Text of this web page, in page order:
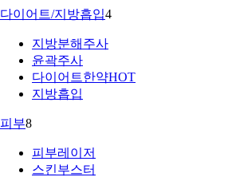
다이어트/지방흡입4
지방분해주사
윤곽주사
다이어트한약HOT
지방흡입
피부8
피부레이저
스킨부스터